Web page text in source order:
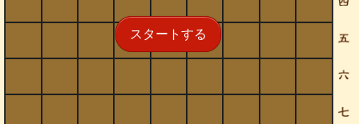
スタートする